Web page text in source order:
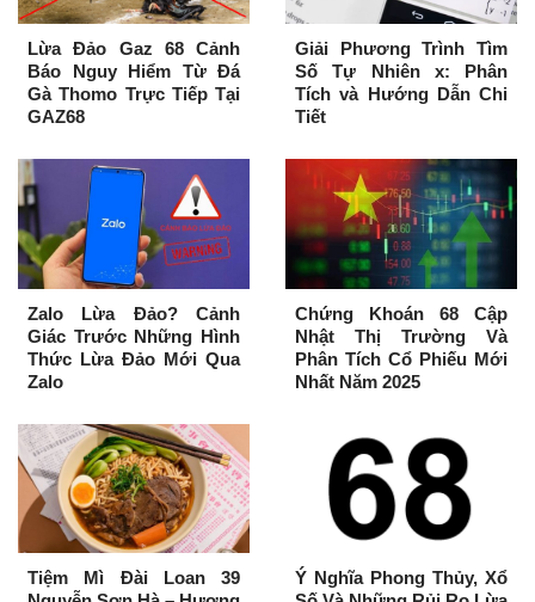
Lừa Đảo Gaz 68 Cảnh
Báo Nguy Hiểm Từ Đá
Gà Thomo Trực Tiếp Tại
GAZ68
Giải Phương Trình Tìm
Số Tự Nhiên x: Phân
Tích và Hướng Dẫn Chi
Tiết
Zalo Lừa Đảo? Cảnh
Giác Trước Những Hình
Thức Lừa Đảo Mới Qua
Zalo
Chứng Khoán 68 Cập
Nhật Thị Trường Và
Phân Tích Cổ Phiếu Mới
Nhất Năm 2025
Tiệm Mì Đài Loan 39
Ý Nghĩa Phong Thủy, Xổ